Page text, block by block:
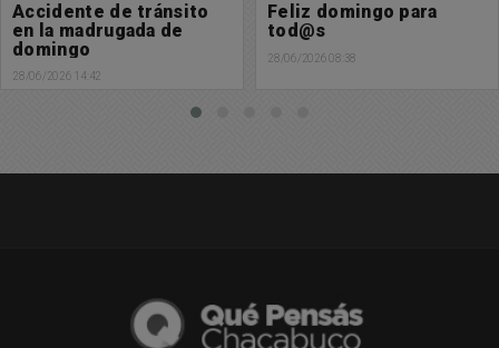
Feliz domingo para
tod@s
28/06/2026 08:38
Hermoso y bendecido
viernes para tod@s
26/06/2026 08:28